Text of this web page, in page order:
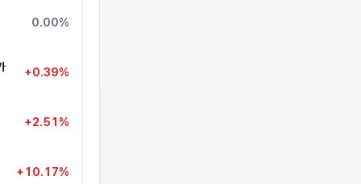
0.00%
+0.39%
+2.51%
+10.17%